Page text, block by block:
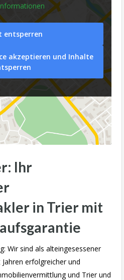
entsperren
akzeptieren und Inhalte
Ihr
in Trier mit
Wir sind als alteingesessener
erfolgreicher und
und Trier und